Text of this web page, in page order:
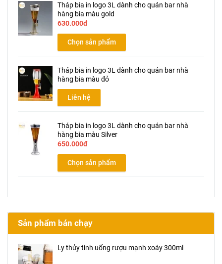
Tháp bia in logo 3L dành cho quán bar nhà
hàng bia màu gold
630.000đ
Chọn sản phẩm
Tháp bia in logo 3L dành cho quán bar nhà
hàng bia màu đỏ
Liên hệ
Tháp bia in logo 3L dành cho quán bar nhà
hàng bia màu Silver
650.000đ
Chọn sản phẩm
Sản phẩm bán chạy
Ly thủy tinh uống rượu mạnh xoáy 300ml